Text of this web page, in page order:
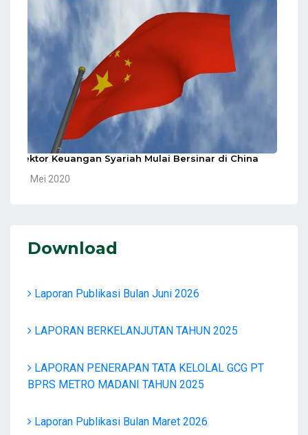
Sektor Keuangan Syariah Mulai Bersinar di China
10 Mei 2020
Download
Laporan Publikasi Bulan Juni 2026
LAPORAN BERKELANJUTAN TAHUN 2025
LAPORAN PENERAPAN TATA KELOLAL GCG PT
BPRS METRO MADANI TAHUN 2025
Laporan Publikasi Bulan Maret 2026